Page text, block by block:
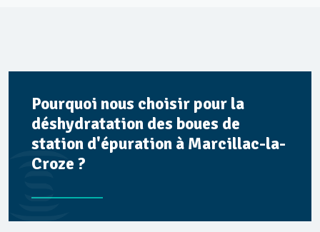
Pourquoi nous choisir pour la
déshydratation des boues de
station d'épuration à Marcillac-la-
Croze ?